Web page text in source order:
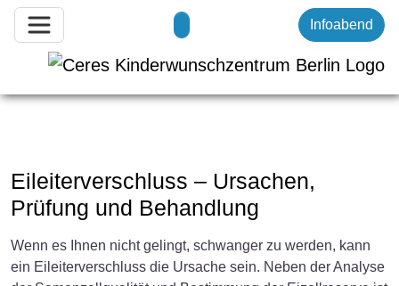
Infoabend
Eileiterverschluss – Ursachen,
Prüfung und Behandlung
Wenn es Ihnen nicht gelingt, schwanger zu werden, kann
ein Eileiterverschluss die Ursache sein. Neben der Analyse